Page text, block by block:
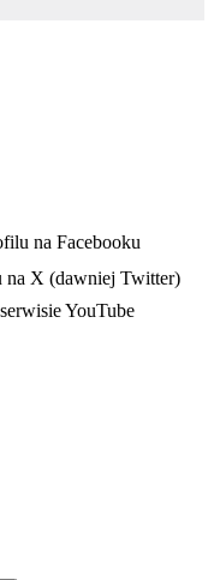
na Facebooku
na X (dawniej Twitter)
YouTube